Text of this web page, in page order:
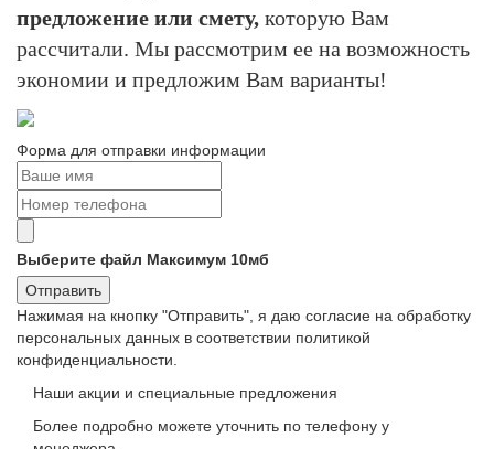
предложение или смету, которую Вам
рассчитали. Мы рассмотрим ее на возможность
экономии и предложим Вам варианты!
Форма для отправки информации
Выберите файл Максимум 10мб
Отправить
Нажимая на кнопку "Отправить", я даю согласие на обработку
персональных данных в соответствии политикой
конфиденциальности.
Наши акции и специальные предложения
Более подробно можете уточнить по телефону у